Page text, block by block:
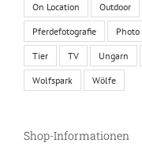
On Location Outdoor
Pferdefotografie Photo
Tier TV Ungarn
Wolfspark Wölfe
Shop-Informationen